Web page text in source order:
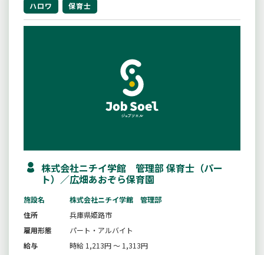
ハロワ 保育士
株式会社ニチイ学館 管理部 保育士（パー
ト）／広畑あおぞら保育園
施設名
株式会社ニチイ学館 管理部
住所
兵庫県姫路市
雇用形態
パート・アルバイト
給与
時給 1,213円 ～ 1,313円